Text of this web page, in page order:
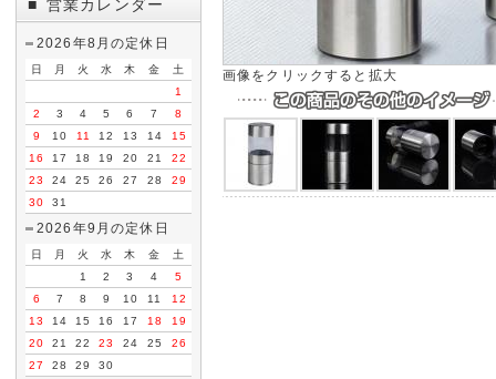
■ 営業カレンダー
2026年8月の定休日
日 月 火 水 木 金
土
1
2
3 4 5 6 7
8
9
10 11 12 13 14
15
16
17 18 19 20 21
22
23
24 25 26 27 28
29
30
31
2026年9月の定休日
日 月 火 水 木 金
土
1
2 3 4
5
6
7 8 9 10 11
12
13
14 15 16 17 18
19
20
21 22 23 24 25
26
27
28 29 30
画像をクリックすると拡大